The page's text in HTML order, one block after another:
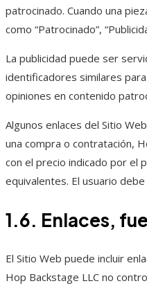
patrocinado. Cuando una
como “Patrocinado”,
La publicidad puede ser
identificadores similares
opiniones en contenido
Algunos enlaces del Sitio
una compra o contratación,
con el precio indicado por el
equivalentes. El usuario
1.6. Enlaces,
El Sitio Web puede incluir
Hop Backstage LLC no